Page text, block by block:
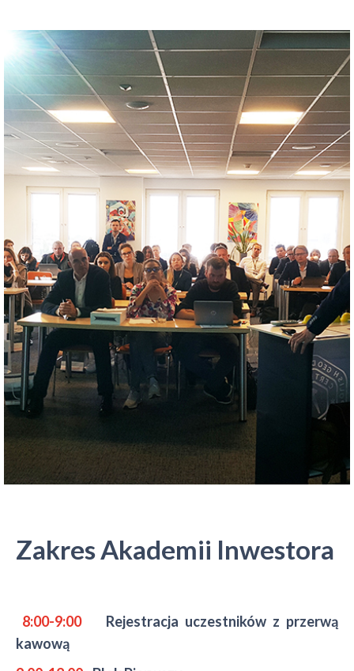
Zakres Akademii Inwestora
8:00-9:00 Rejestracja uczestników z przerwą
kawową